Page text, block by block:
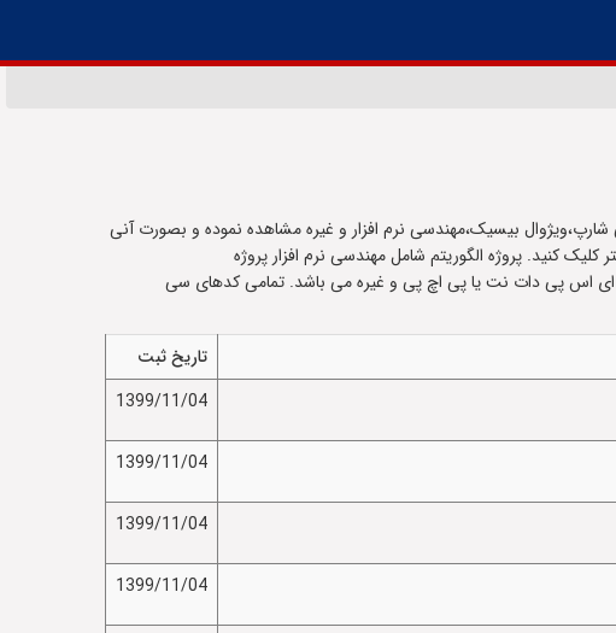
بیسیک،مهندسی نرم افزار و غیره مشاهده نموده و بصورت آنی
کنید. پروژه الگوریتم شامل مهندسی نرم افزار پروژه
با ای اس پی دات نت یا پی اچ پی و غیره می باشد. تمامی کدهای سی
تاریخ ثبت
1399/11/04
1399/11/04
1399/11/04
1399/11/04